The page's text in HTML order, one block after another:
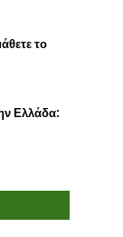
το
Ελλάδα: